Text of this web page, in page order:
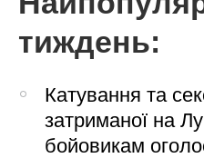
тиждень:
Катування та
затриманої на
бойовикам